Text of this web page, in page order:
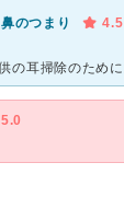
鼻のつまり
4.5
5.0